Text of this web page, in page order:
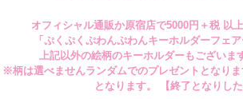
オフィシャル通販か原宿店で5000円＋税 以
「ぷくぷくぷわんぷわんキーホルダーフェ
上記以外の絵柄のキーホルダーもございま
※柄は選べませんランダムでのプレゼントとなり
となります。 【終了となりした